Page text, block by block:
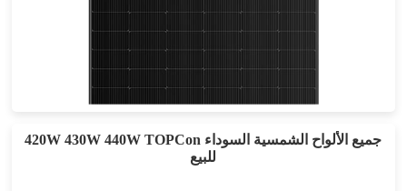
555-585 واط
ضمان الطاقة لمدة 30 عامًا
420W 430W 440W TOPCon جميع الألواح الشمسية السوداء
للبيع